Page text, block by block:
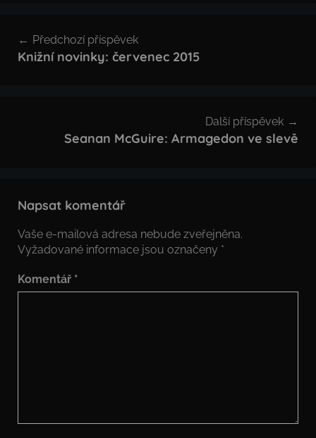
pro
Předchozí příspěvek
Knižní novinky: červenec 2015
Další příspěvek
Seanan McGuire: Armagedon ve slevě
Napsat komentář
Vaše e-mailová adresa nebude zveřejněna.
Vyžadované informace jsou označeny *
Komentář *